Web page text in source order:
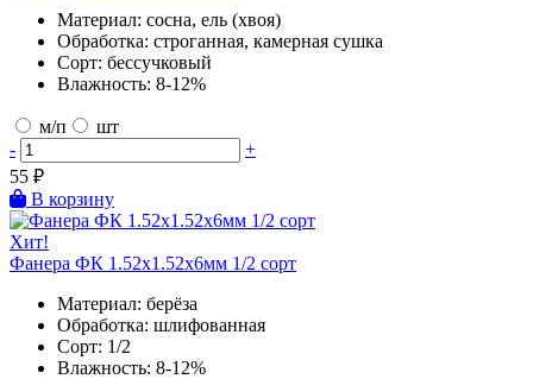
Материал: сосна, ель (хвоя)
Обработка: строганная, камерная сушка
Сорт: бессучковый
Влажность: 8-12%
м/п
шт
-
+
55 ₽
В корзину
Хит!
Фанера ФК 1.52х1.52х6мм 1/2 сорт
Материал: берёза
Обработка: шлифованная
Сорт: 1/2
Влажность: 8-12%